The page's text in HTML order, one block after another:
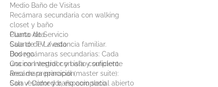
Medio Baño de Visitas
Recámara secundaria con walking
closet y baño
Cuarto de Servicio
Cuarto de Lavado
Bodega
Cocina Integral con isla y suficiente
área de preparación
Sala / Comedor, espacio social abierto
Planta Alta
Sala de TV / estancia familiar.
Dos recámaras secundarias: Cada
una con vestidor y baño completo.
Recámara principal (master suite):
Con vestidor y baño completo.